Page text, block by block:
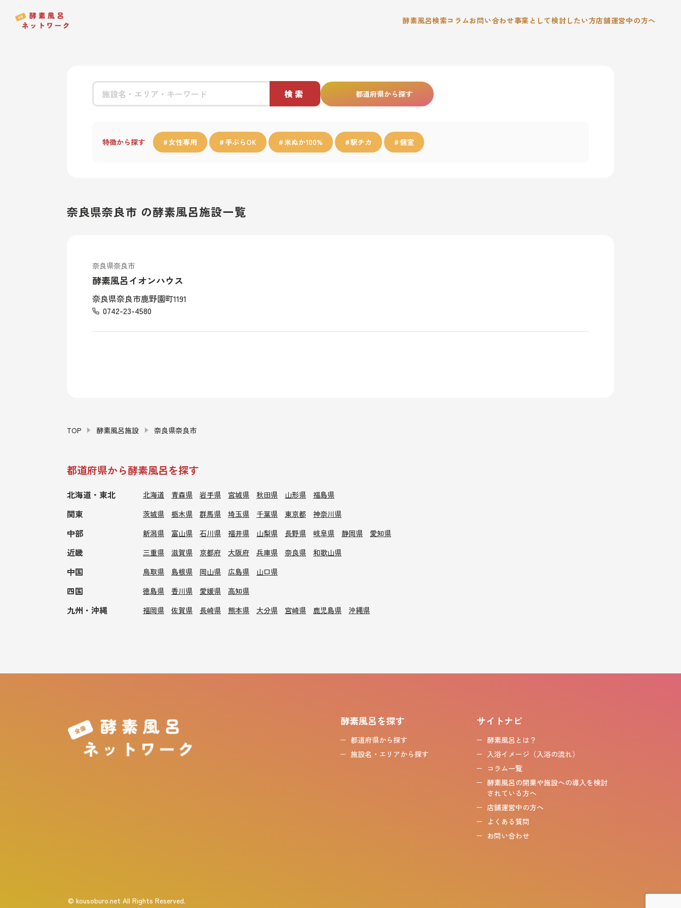
酵素風呂検索コラムお問い合わせ事業として検討したい方店舗運営中の方へ
検索 都道府県から探す
特徴から探す 女性専用 手ぶらOK 米ぬか100% 駅チカ 個室
奈良県奈良市 の酵素風呂施設一覧
奈良県奈良市
酵素風呂イオンハウス
奈良県奈良市鹿野園町1191
0742-23-4580
TOP 酵素風呂施設 奈良県奈良市
都道府県から酵素風呂を探す
北海道・東北 北海道 青森県 岩手県 宮城県 秋田県 山形県 福島県
関東 茨城県 栃木県 群馬県 埼玉県 千葉県 東京都 神奈川県
中部 新潟県 富山県 石川県 福井県 山梨県 長野県 岐阜県 静岡県 愛知県
近畿 三重県 滋賀県 京都府 大阪府 兵庫県 奈良県 和歌山県
中国 鳥取県 島根県 岡山県 広島県 山口県
四国 徳島県 香川県 愛媛県 高知県
九州・沖縄 福岡県 佐賀県 長崎県 熊本県 大分県 宮崎県 鹿児島県 沖縄県
酵素風呂を探す
都道府県から探す
施設名・エリアから探す
サイトナビ
酵素風呂とは？
入浴イメージ（入浴の流れ）
コラム一覧
酵素風呂の開業や施設への導入を検討
されている方へ
店舗運営中の方へ
よくある質問
お問い合わせ
© kousoburo.net All Rights Reserved.